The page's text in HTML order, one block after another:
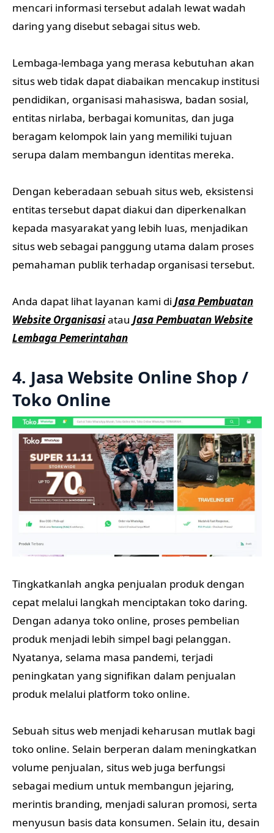
mencari informasi tersebut adalah lewat wadah
daring yang disebut sebagai situs web.
Lembaga-lembaga yang merasa kebutuhan akan
situs web tidak dapat diabaikan mencakup institusi
pendidikan, organisasi mahasiswa, badan sosial,
entitas nirlaba, berbagai komunitas, dan juga
beragam kelompok lain yang memiliki tujuan
serupa dalam membangun identitas mereka.
Dengan keberadaan sebuah situs web, eksistensi
entitas tersebut dapat diakui dan diperkenalkan
kepada masyarakat yang lebih luas, menjadikan
situs web sebagai panggung utama dalam proses
pemahaman publik terhadap organisasi tersebut.
Anda dapat lihat layanan kami di Jasa Pembuatan
Website Organisasiatau Jasa Pembuatan Website
Lembaga Pemerintahan
4. Jasa Website Online Shop /
Toko Online
Tingkatkanlah angka penjualan produk dengan
cepat melalui langkah menciptakan toko daring.
Dengan adanya toko online, proses pembelian
produk menjadi lebih simpel bagi pelanggan.
Nyatanya, selama masa pandemi, terjadi
peningkatan yang signifikan dalam penjualan
produk melalui platform toko online.
Sebuah situs web menjadi keharusan mutlak bagi
toko online. Selain berperan dalam meningkatkan
volume penjualan, situs web juga berfungsi
sebagai medium untuk membangun jejaring,
merintis branding, menjadi saluran promosi, serta
menyusun basis data konsumen. Selain itu, desain